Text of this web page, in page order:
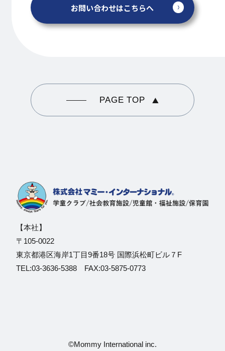
お問い合わせはこちらへ
PAGE TOP
【本社】
〒105-0022
東京都港区海岸1丁目9番18号 国際浜松町ビル７F
TEL:03-3636-5388 FAX:03-5875-0773
©Mommy International inc.